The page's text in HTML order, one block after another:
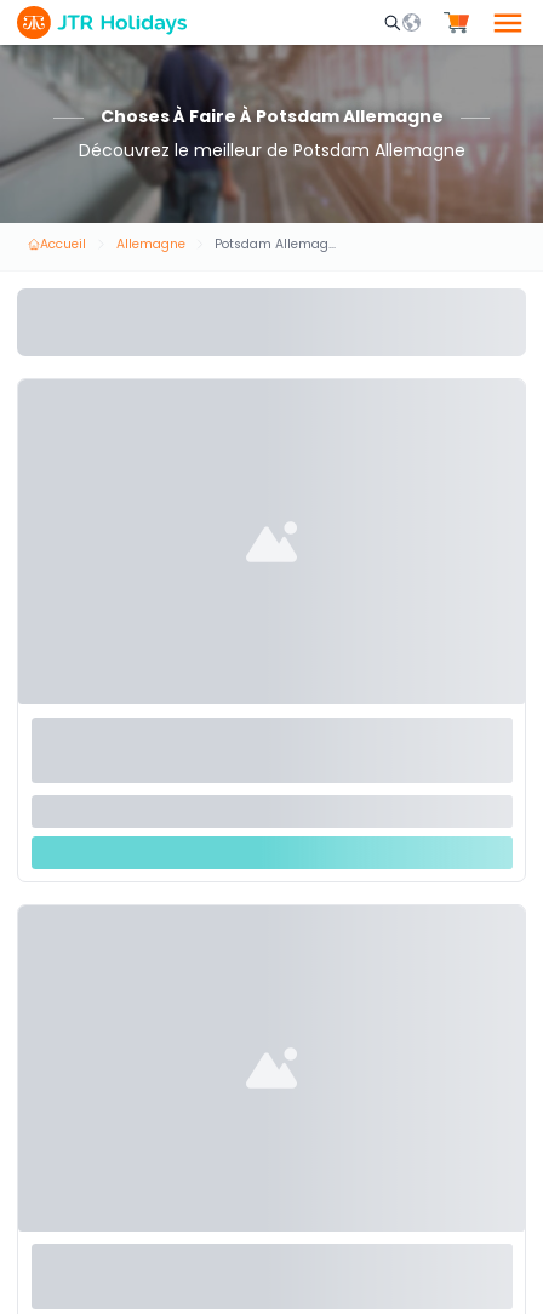
Mobile Search
Choses À Faire À Potsdam Allemagne
Découvrez le meilleur de Potsdam Allemagne
Accueil Allemagne Potsdam Allemagne